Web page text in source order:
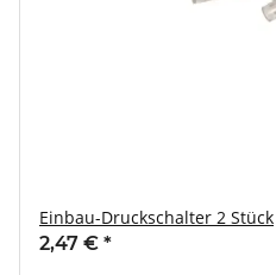
Einbau-Druckschalter 2 Stück
2,47 € *